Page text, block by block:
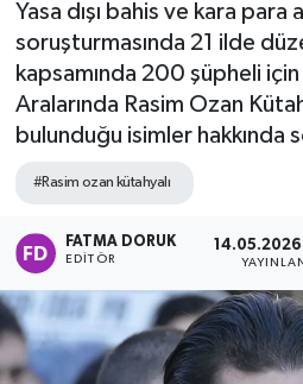
Yasa dışı bahis ve kara para
soruşturmasında 21 ilde
kapsamında 200 şüpheli
Aralarında Rasim Ozan
bulunduğu isimler hakkında
#Rasim ozan kütahyalı
FATMA DORUK
EDITÖR
14.05.2026